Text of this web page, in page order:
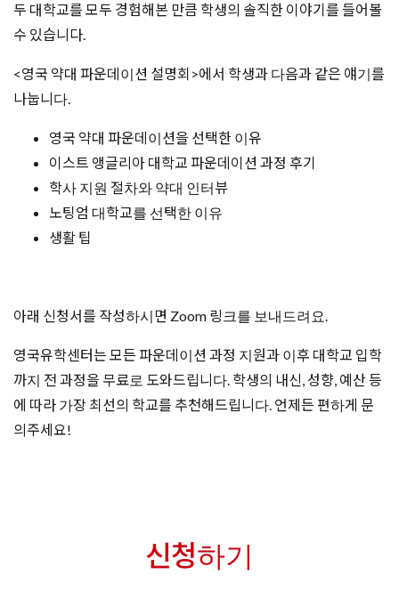
두 대학교를 모두 경험해본 만큼 학생의 솔직한 이야기를 들어볼
수 있습니다.
<영국 약대 파운데이션 설명회>에서 학생과 다음과 같은 얘기를
나눕니다.
영국 약대 파운데이션을 선택한 이유
이스트 앵글리아 대학교 파운데이션 과정 후기
학사 지원 절차와 약대 인터뷰
노팅엄 대학교를 선택한 이유
생활 팁
아래 신청서를 작성하시면 Zoom 링크를 보내드려요.
영국유학센터는 모든 파운데이션 과정 지원과 이후 대학교 입학
까지 전 과정을 무료로 도와드립니다. 학생의 내신, 성향, 예산 등
에 따라 가장 최선의 학교를 추천해드립니다. 언제든 편하게 문
의주세요!
신청하기